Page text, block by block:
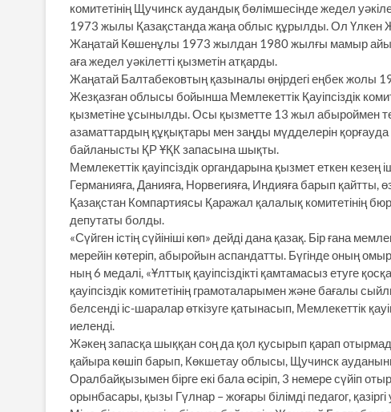
комитетінің Щучинск аудандық бөлімшесінде жедел
1973 жылы Қазақстанда жаңа облыс құрылды. Ол Үлкен
Жаңатай Көшенұлы 1973 жылдан 1980 жылғы мамыр
аға жедел уәкілетті қызметін атқарды.
Жаңатай Балтабековтың қазыналы өңірдегі еңбек
Жезқазған облысы бойынша Мемлекеттік Қауіпсіздік
қызметіне ұсынылды. Осы қызметте 13 жыл абыроймен
азаматтардың құқықтары мен заңды мүдделерін
байланысты ҚР ҰҚК запасына шықты.
Мемлекеттік қауіпсіздік органдарына қызмет еткен кезең
Германияға, Данияға, Норвегияға, Индияға барып
Қазақстан Компартиясы Қаражал қалалық комитетінің
депутаты болды.
«Сүйген істің сүйініші көп» дейді дана қазақ. Бір ғана
мерейін көтеріп, абыройын аспандатты. Бүгінде оның
ның 6 медалі, «Ұлттық қауіпсіздікті қамтамасыз етуге
қауіпсіздік комитетінің грамоталарымен және бағалы
белсенді іс-шаралар өткізуге қатынасып, Мемлекеттік
иеленді.
Жәкең запасқа шыққан соң да қол қусырып қарап
қайыра көшіп барып, Көкшетау облысы, Щучинск
Оралбайқызымен бірге екі бала өсіріп, 3 немере сүйіп
орынбасары, қызы Гүлнар – жоғары білімді педагог,